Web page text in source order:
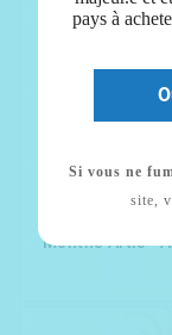
pays à
Si vous ne
site,
Menthe Artic -